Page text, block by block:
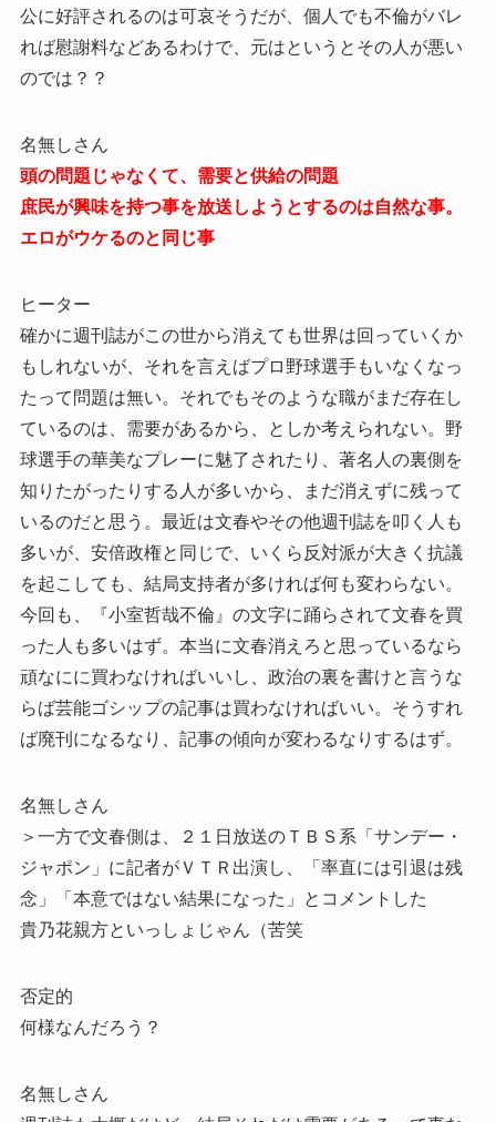
公に好評されるのは可哀そうだが、個人でも不倫がバレ
れば慰謝料などあるわけで、元はというとその人が悪い
のでは？？
名無しさん
頭の問題じゃなくて、需要と供給の問題
庶民が興味を持つ事を放送しようとするのは自然な事。
エロがウケるのと同じ事
ヒーター
確かに週刊誌がこの世から消えても世界は回っていくか
もしれないが、それを言えばプロ野球選手もいなくなっ
たって問題は無い。それでもそのような職がまだ存在し
ているのは、需要があるから、としか考えられない。野
球選手の華美なプレーに魅了されたり、著名人の裏側を
知りたがったりする人が多いから、まだ消えずに残って
いるのだと思う。最近は文春やその他週刊誌を叩く人も
多いが、安倍政権と同じで、いくら反対派が大きく抗議
を起こしても、結局支持者が多ければ何も変わらない。
今回も、『小室哲哉不倫』の文字に踊らされて文春を買
った人も多いはず。本当に文春消えろと思っているなら
頑なにに買わなければいいし、政治の裏を書けと言うな
らば芸能ゴシップの記事は買わなければいい。そうすれ
ば廃刊になるなり、記事の傾向が変わるなりするはず。
名無しさん
＞一方で文春側は、２１日放送のＴＢＳ系「サンデー・
ジャポン」に記者がＶＴＲ出演し、「率直には引退は残
念」「本意ではない結果になった」とコメントした
貴乃花親方といっしょじゃん（苦笑
否定的
何様なんだろう？
名無しさん